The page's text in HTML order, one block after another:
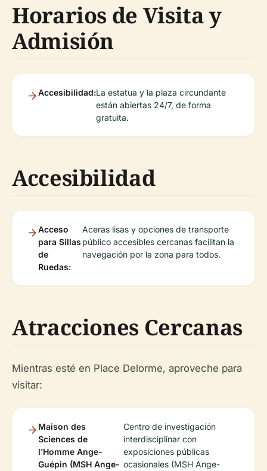
Horarios de Visita y
Admisión
Accesibilidad:La estatua y la plaza circundante
están abiertas 24/7, de forma
gratuita.
Accesibilidad
Acceso
para Sillas
de
Ruedas:
Aceras lisas y opciones de transporte
público accesibles cercanas facilitan la
navegación por la zona para todos.
Atracciones Cercanas
Mientras esté en Place Delorme, aproveche para
visitar:
Maison des
Sciences de
l’Homme Ange-
Guépin (MSH Ange-
Centro de investigación
interdisciplinar con
exposiciones públicas
ocasionales (MSH Ange-